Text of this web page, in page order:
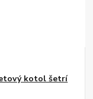
kotol šetrí